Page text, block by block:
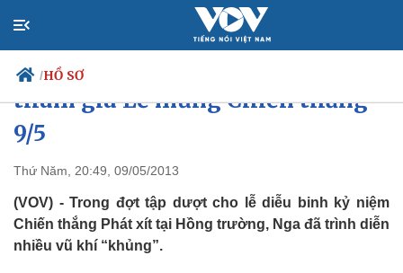
/HỒ SƠ
Chính trị
Tổ chức nhân sự
Quốc hội
Nhận diện sự thật
Tin 24h
Dự báo thời tiết
Giáo dục
Cận cảnh vũ khí tối tân Nga
tham gia Lễ mừng Chiến thắng
9/5
Thứ Năm, 20:49, 09/05/2013
(VOV) - Trong đợt tập dượt cho lễ diễu binh kỷ niệm
Chiến thắng Phát xít tại Hồng trường, Nga đã trình diễn
nhiều vũ khí “khủng”.